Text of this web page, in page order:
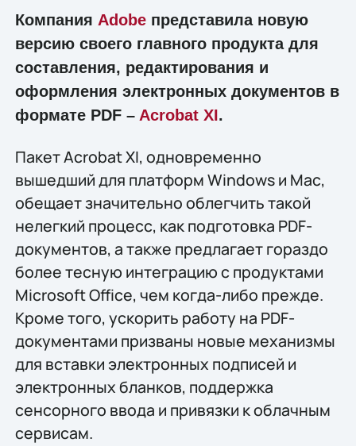
Компания Adobeпредставила новую
версию своего главного продукта для
составления, редактирования и
оформления электронных документов в
формате PDF – Acrobat XI.
Пакет Acrobat XI, одновременно
вышедший для платформ Windows и Mac,
обещает значительно облегчить такой
нелегкий процесс, как подготовка PDF-
документов, а также предлагает гораздо
более тесную интеграцию с продуктами
Microsoft Office, чем когда-либо прежде.
Кроме того, ускорить работу на PDF-
документами призваны новые механизмы
для вставки электронных подписей и
электронных бланков, поддержка
сенсорного ввода и привязки к облачным
сервисам.